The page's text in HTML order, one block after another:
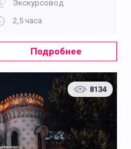
Экскурсовод
2,5 часа
Подробнее
8134